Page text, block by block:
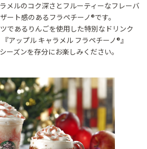
メルのコク深さとフルーティーなフレーバ
ート感のあるフラペチーノ®です。
であるりんごを使用した特別なドリンク
アップル キャラメル フラペチーノ®』
ーズンを存分にお楽しみください。